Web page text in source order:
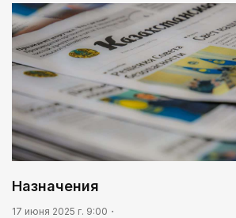
Назначения
17 июня 2025 г. 9:00